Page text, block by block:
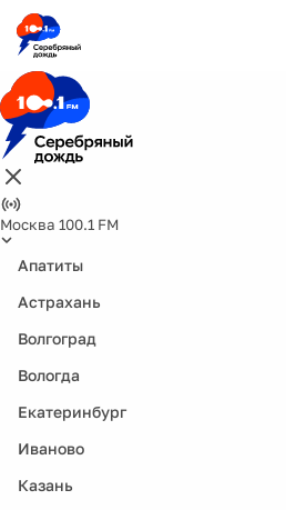
Москва 100.1 FM
Апатиты
Астрахань
Волгоград
Вологда
Екатеринбург
Иваново
Казань